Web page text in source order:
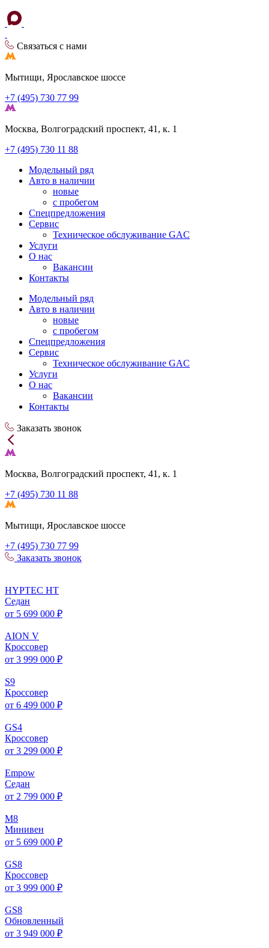
Связаться с нами
Мытищи, Ярославское шоссе
+7 (495) 730 77 99
Москва, Волгоградский проспект, 41, к. 1
+7 (495) 730 11 88
Модельный ряд
Авто в наличии
новые
с пробегом
Спецпредложения
Сервис
Техническое обслуживание GAC
Услуги
О нас
Вакансии
Контакты
Модельный ряд
Авто в наличии
новые
с пробегом
Спецпредложения
Сервис
Техническое обслуживание GAC
Услуги
О нас
Вакансии
Контакты
Заказать звонок
Москва, Волгоградский проспект, 41, к. 1
+7 (495) 730 11 88
Мытищи, Ярославское шоссе
+7 (495) 730 77 99
Заказать звонок
HYPTEC HT
Седан
от 5 699 000 ₽
AION V
Кроссовер
от 3 999 000 ₽
S9
Кроссовер
от 6 499 000 ₽
GS4
Кроссовер
от 3 299 000 ₽
Empow
Седан
от 2 799 000 ₽
M8
Минивен
от 5 699 000 ₽
GS8
Кроссовер
от 3 999 000 ₽
GS8
Обновленный
от 3 949 000 ₽